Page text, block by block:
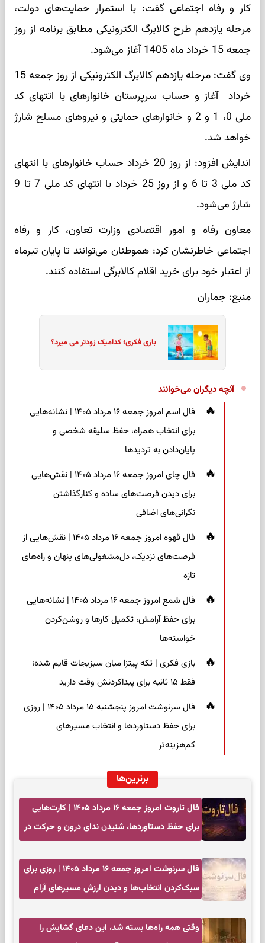
کار و رفاه اجتماعی گفت: با استمرار حمایت‌های دولت،
مرحله یازدهم طرح کالابرگ الکترونیکی مطابق برنامه از روز
جمعه 15 خرداد ماه 1405 آغاز می‌شود.
وی گفت: مرحله یازدهم کالابرگ الکترونیکی از روز جمعه 15
خرداد آغاز و حساب سرپرستان خانوارهای با اتتهای کد
ملی 0، 1 و 2 و خانوارهای حمایتی و نیروهای مسلح شارژ
خواهد شد.
اندایش افزود: از روز 20 خرداد حساب خانوارهای با انتهای
کد ملی 3 تا 6 و از روز 25 خرداد با انتهای کد ملی 7 تا 9
شارژ می‌شود.
معاون رفاه و امور اقتصادی وزارت تعاون، کار و رفاه
اجتماعی خاطرنشان کرد: هموطنان می‌توانند تا پایان تیرماه
از اعتبار خود برای خرید اقلام کالابرگی استفاده کنند.
منبع: جماران
بازی فکری؛ کدامیک زودتر می میرد؟
آنچه دیگران می‌خوانند
فال اسم امروز جمعه ۱۶ مرداد ۱۴۰۵ | نشانه‌هایی
برای انتخاب همراه، حفظ سلیقه شخصی و
پایان‌دادن به تردیدها
فال چای امروز جمعه ۱۶ مرداد ۱۴۰۵ | نقش‌هایی
برای دیدن فرصت‌های ساده و کنارگذاشتن
نگرانی‌های اضافی
فال قهوه امروز جمعه ۱۶ مرداد ۱۴۰۵ | نقش‌هایی از
فرصت‌های نزدیک، دل‌مشغولی‌های پنهان و راه‌های
تازه
فال شمع امروز جمعه ۱۶ مرداد ۱۴۰۵ | نشانه‌هایی
برای حفظ آرامش، تکمیل کارها و روشن‌کردن
خواسته‌ها
بازی فکری | تکه پیتزا میان سبزیجات قایم شده؛
فقط ۱۵ ثانیه برای پیداکردنش وقت دارید
فال سرنوشت امروز پنجشنبه ۱۵ مرداد ۱۴۰۵ | روزی
برای حفظ دستاوردها و انتخاب مسیرهای
کم‌هزینه‌تر
برترین‌ها
فال تاروت امروز جمعه ۱۶ مرداد ۱۴۰۵ | کارت‌هایی
برای حفظ دستاوردها، شنیدن ندای درون و حرکت در
فال سرنوشت امروز جمعه ۱۶ مرداد ۱۴۰۵ | روزی برای
سبک‌کردن انتخاب‌ها و دیدن ارزش مسیرهای آرام
وقتی همه راه‌ها بسته شد، این دعای گشایش را